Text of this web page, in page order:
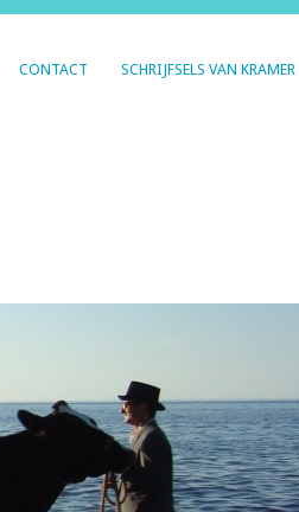
CONTACT SCHRIJFSELS VAN KRAMER